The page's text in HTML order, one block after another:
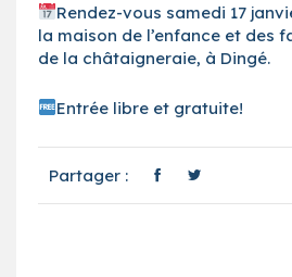
Rendez-vous samedi 17
la maison de l’enfance et des
de la châtaigneraie, à Dingé.
Entrée libre et gratuite!
Partager :